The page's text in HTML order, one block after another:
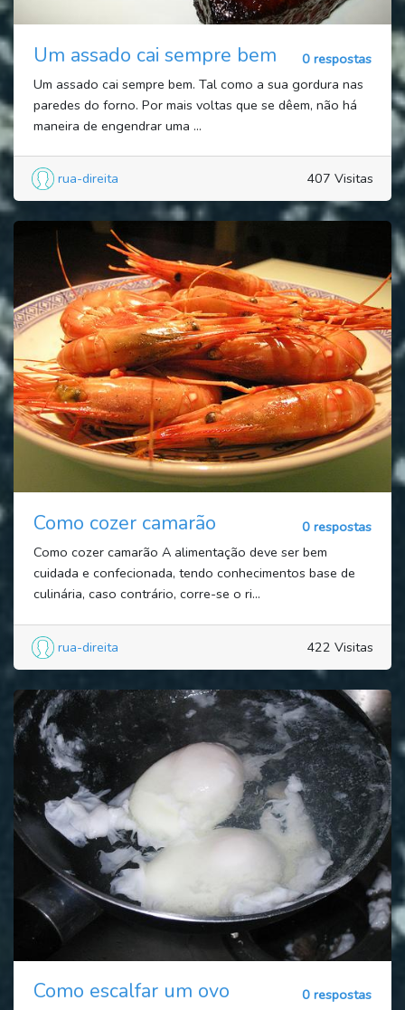
Um assado cai sempre bem
0 respostas
Um assado cai sempre bem. Tal como a sua gordura nas
paredes do forno. Por mais voltas que se dêem, não há
maneira de engendrar uma ...
rua-direita 407 Visitas
Como cozer camarão
0 respostas
Como cozer camarão A alimentação deve ser bem
cuidada e confecionada, tendo conhecimentos base de
culinária, caso contrário, corre-se o ri...
rua-direita 422 Visitas
Como escalfar um ovo
0 respostas